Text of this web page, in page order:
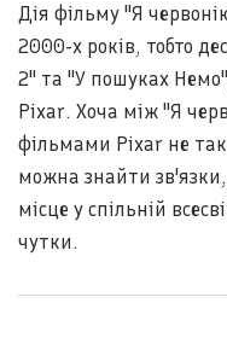
Дія фільму "Я
2000-х років, тобто
2" та "У пошуках
Pixar. Хоча між "Я
фільмами Pixar не так
можна знайти
місце у спільній
чутки.